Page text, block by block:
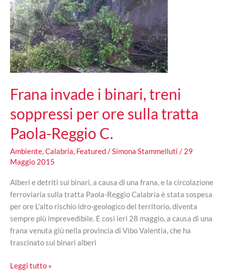
magnitudo
2.2
e
3.1
Frana invade i binari, treni
soppressi per ore sulla tratta
Paola-Reggio C.
Ambiente,Calabria, Featured/Simona Stammelluti / 29
Maggio 2015
Alberi e detriti sui binari, a causa di una frana, e la circolazione
ferroviaria sulla tratta Paola-Reggio Calabria è stata sospesa
per ore L’alto rischio idro-geologico del territorio, diventa
sempre più imprevedibile. E così ieri 28 maggio, a causa di una
frana venuta giù nella provincia di Vibo Valentia, che ha
trascinato sui binari alberi
Frana
Leggi tutto »